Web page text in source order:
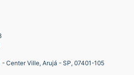
Center Ville, Arujá - SP, 07401-105